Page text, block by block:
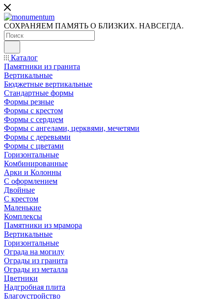
СОХРАНЯЕМ ПАМЯТЬ О БЛИЗКИХ. НАВСЕГДА.
Каталог
Памятники из гранита
Вертикальные
Бюджетные вертикальные
Стандартные формы
Формы резные
Формы с крестом
Формы с сердцем
Формы с ангелами, церквями, мечетями
Формы с деревьями
Формы с цветами
Горизонтальные
Комбинированные
Арки и Колонны
С оформлением
Двойные
С крестом
Маленькие
Комплексы
Памятники из мрамора
Вертикальные
Горизонтальные
Ограда на могилу
Ограды из гранита
Ограды из металла
Цветники
Надгробная плита
Благоустройство